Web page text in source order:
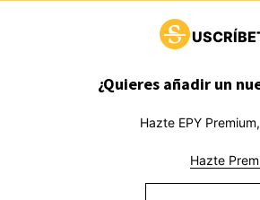
¿Quieres añadir un
Hazte EPY
Hazte